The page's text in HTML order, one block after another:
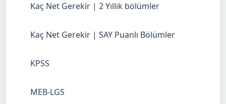
Kaç Net Gerekir | 2 Yıllık bölümler
Kaç Net Gerekir | SAY Puanlı Bölümler
KPSS
MEB-LGS